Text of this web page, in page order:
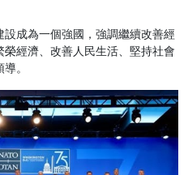
成為一個強國，強調繼續改善經
經濟、改善人民生活、堅持社會
。